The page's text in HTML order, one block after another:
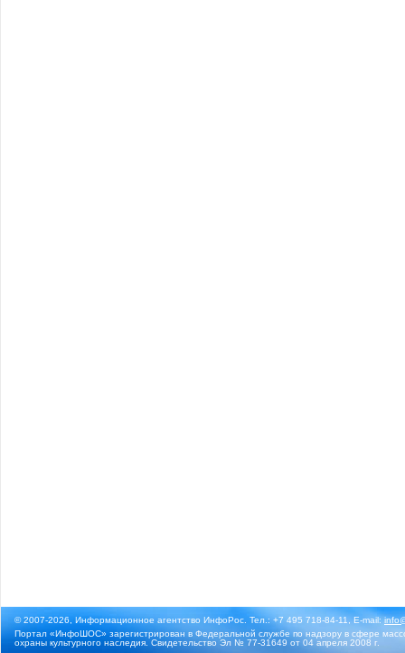
© 2007-2026, Информационное агентство ИнфоРос. Тел.: +7 495 718-84-11, E-mail:
Портал «ИнфоШОС» зарегистрирован в Федеральной службе по надзору в сфере
охраны культурного наследия. Свидетельство Эл № 77-31649 от 04 апреля 2008 г.